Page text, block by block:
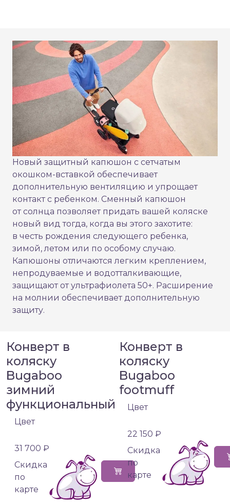
Новый защитный капюшон с сетчатым
окошком-вставкой обеспечивает
дополнительную вентиляцию и упрощает
контакт с ребенком. Сменный капюшон
от солнца позволяет придать вашей коляске
новый вид тогда, когда вы этого захотите:
в честь рождения следующего ребенка,
зимой, летом или по особому случаю.
Капюшоны отличаются легким креплением,
непродуваемые и водотталкивающие,
защищают от ультрафиолета 50+. Расширение
на молнии обеспечивает дополнительную
защиту.
Конверт в
коляску
Bugaboo
зимний
функциональный
Цвет
31 700 ₽
Cкидка
по
карте
Конверт в
коляску
Bugaboo
footmuff
Цвет
22 150 ₽
Cкидка
по
карте